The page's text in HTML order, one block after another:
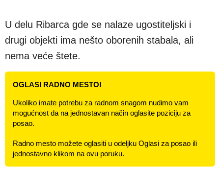
U delu Ribarca gde se nalaze ugostiteljski i
drugi objekti ima nešto oborenih stabala, ali
nema veće štete.
OGLASI RADNO MESTO!
Ukoliko imate potrebu za radnom snagom nudimo vam
mogućnost da na jednostavan način oglasite poziciju za
posao.
Radno mesto možete oglasiti u odeljku Oglasi za posao ili
jednostavno klikom na ovu poruku.